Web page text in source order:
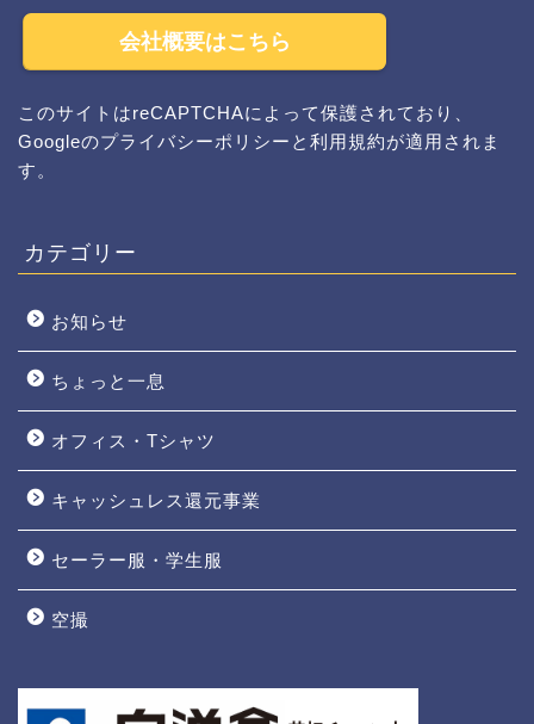
会社概要はこちら
このサイトはreCAPTCHAによって保護されており、
Googleのプライバシーポリシー と 利用規約が適用されま
す。
カテゴリー
お知らせ
ちょっと一息
オフィス・Tシャツ
キャッシュレス還元事業
セーラー服・学生服
空撮